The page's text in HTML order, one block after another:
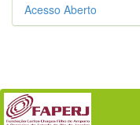
Acesso Aberto